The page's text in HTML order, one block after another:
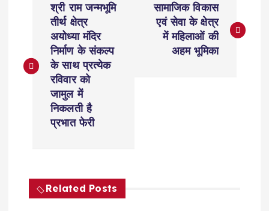
s
v
श्री राम जन्मभूमि
तीर्थ क्षेत्र
अयोध्या मंदिर
निर्माण के संकल्प
के साथ प्रत्येक
रविवार को
जामुल में
निकलती है
प्रभात फेरी
सामाजिक विकास
एवं सेवा के क्षेत्र
में महिलाओं की
अहम भूमिका
Related Posts